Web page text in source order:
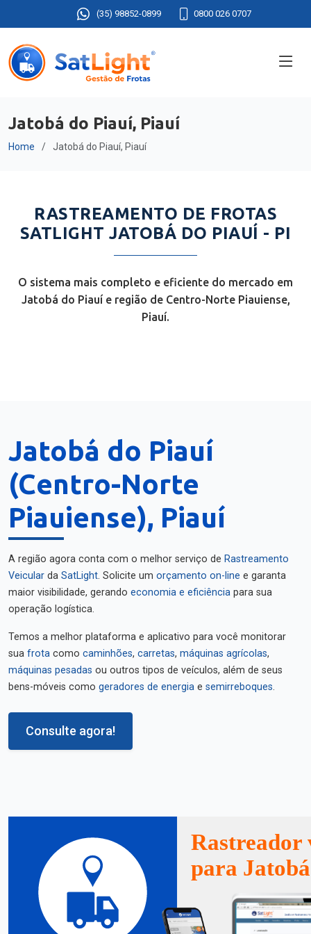
(35) 98852-0899 0800 026 0707
Jatobá do Piauí, Piauí
Home Jatobá do Piauí, Piauí
RASTREAMENTO DE FROTAS
SATLIGHT JATOBÁ DO PIAUÍ - PI
O sistema mais completo e eficiente do mercado em
Jatobá do Piauí e região de Centro-Norte Piauiense,
Piauí.
Jatobá do Piauí
(Centro-Norte
Piauiense), Piauí
A região agora conta com o melhor serviço de Rastreamento
Veicular da SatLight. Solicite um orçamento on-line e garanta
maior visibilidade, gerando economia e eficiência para sua
operação logística.
Temos a melhor plataforma e aplicativo para você monitorar
sua frota como caminhões, carretas, máquinas agrícolas,
máquinas pesadas ou outros tipos de veículos, além de seus
bens-móveis como geradores de energia e semirreboques.
Consulte agora!
Rastreador
para